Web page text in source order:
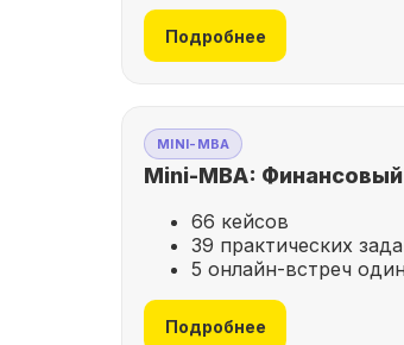
Подробнее
MINI-MBA
Mini-MBA:
66 кейсов
39 практических
5 онлайн-встреч
Подробнее